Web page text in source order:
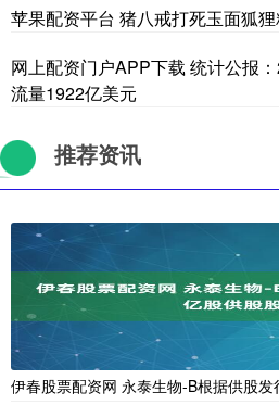
苹果配资平台 猪八戒打死玉面狐狸
网上配资门户APP下载 统计公报
流量1922亿美元
推荐资讯
伊春股票配资网 永泰生物-B根据供股